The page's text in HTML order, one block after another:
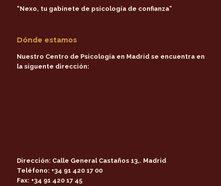
“Nexo, tu gabinete de psicología de confianza”
Dónde estamos
Nuestro Centro de Psicología en Madrid se encuentra en
la siguente dirección:
Dirección: Calle General Castaños 13,. Madrid
Teléfono: +34 91 420 17 00
Fax: +34 91 420 17 45